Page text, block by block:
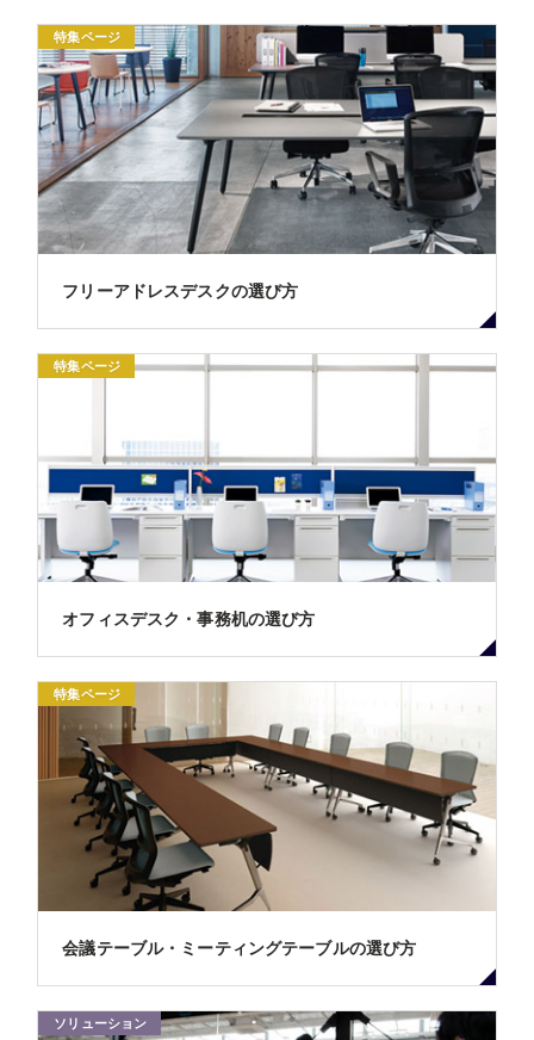
特集ページ
フリーアドレスデスクの選び方
特集ページ
オフィスデスク・事務机の選び方
特集ページ
会議テーブル・ミーティングテーブルの選び方
ソリューション